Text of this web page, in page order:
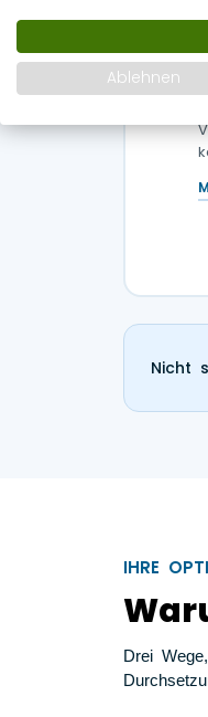
🔗
Nicht
IHRE
Drei
Ablehnen